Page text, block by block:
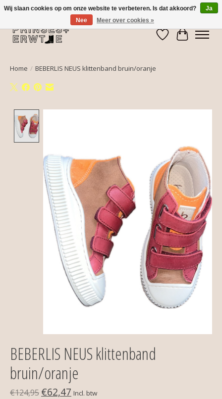
Verlanglijst
Home / BEBERLIS NEUS klittenband bruin/oranje
BEBERLIS NEUS klittenband
bruin/oranje
€124,95 €62,47 Incl. btw
Wij slaan cookies op om onze website te verbeteren. Is dat akkoord?
Ja
Nee
Meer over cookies »